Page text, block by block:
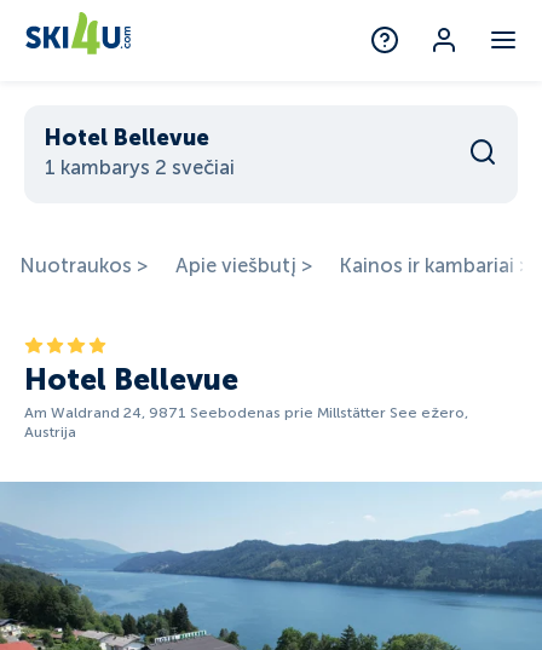
Hotel Bellevue
1 kambarys 2 svečiai
Nuotraukos > Apie viešbutį > Kainos ir kambariai >
Hotel Bellevue
Am Waldrand 24, 9871 Seebodenas prie Millstätter See ežero,
Austrija